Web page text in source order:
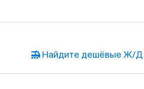
Найдите дешёвые Ж/Д